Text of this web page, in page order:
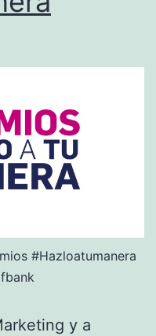
#Hazloatumanera
y a